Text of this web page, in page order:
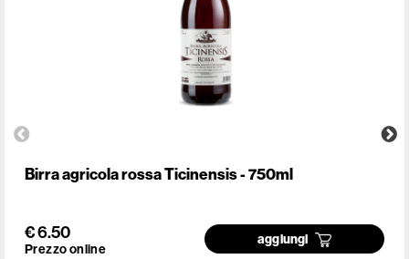
Birra agricola rossa Ticinensis - 750ml
€ 6.50
Prezzo online
aggiungi